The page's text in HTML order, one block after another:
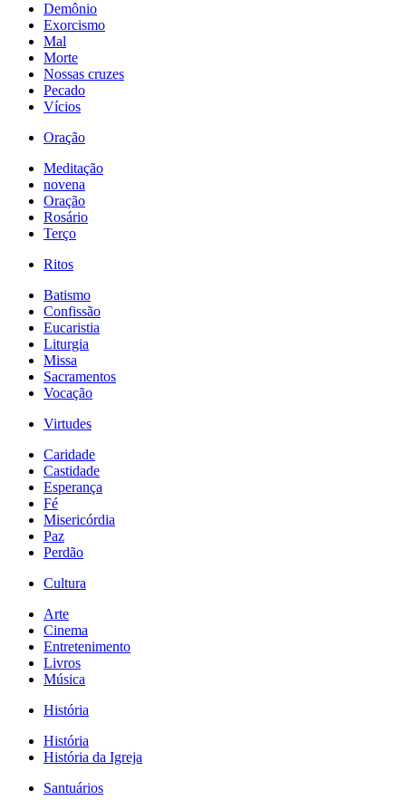
Demônio
Exorcismo
Mal
Morte
Nossas cruzes
Pecado
Vícios
Oração
Meditação
novena
Oração
Rosário
Terço
Ritos
Batismo
Confissão
Eucaristia
Liturgia
Missa
Sacramentos
Vocação
Virtudes
Caridade
Castidade
Esperança
Fé
Misericórdia
Paz
Perdão
Cultura
Arte
Cinema
Entretenimento
Livros
Música
História
História
História da Igreja
Santuários